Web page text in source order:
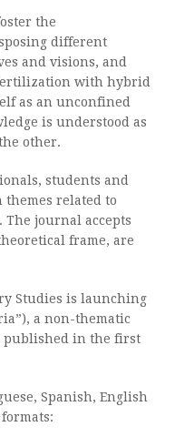
the
different
and visions, and
with hybrid
as an unconfined
is understood as
other.
students and
themes related to
The journal accepts
frame, are
Studies is launching
a non-thematic
published in the first
Spanish, English